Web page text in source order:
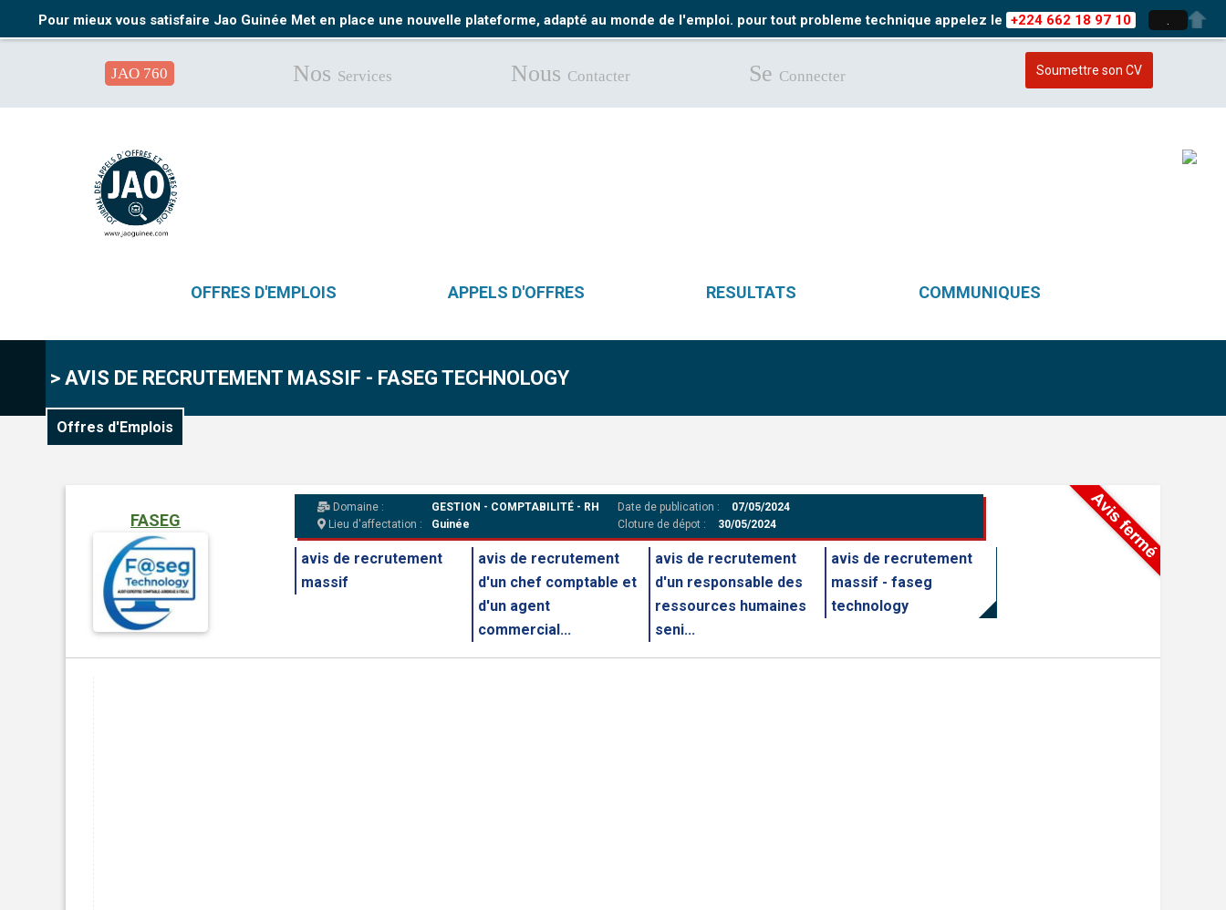
Pour mieux vous satisfaire Jao Guinée Met en place une nouvelle plateforme, adapté au monde de l'emploi. pour tout probleme technique appelez le +224 662 18 97 10
JAO 760 Nos Services Nous Contacter Se Connecter Soumettre son CV
OFFRES D'EMPLOIS APPELS D'OFFRES RESULTATS COMMUNIQUES
> AVIS DE RECRUTEMENT MASSIF - FASEG TECHNOLOGY
Offres d'Emplois
FASEG
Domaine :
GESTION - COMPTABILITÉ - RH
Lieu d'affectation :
Guinée
Date de publication :
07/05/2024
Cloture de dépot :
30/05/2024
avis de recrutement
massif
avis de recrutement
d'un chef comptable et
d'un agent
commercial...
avis de recrutement
d'un responsable des
ressources humaines
seni...
avis de recrutement
massif - faseg
technology